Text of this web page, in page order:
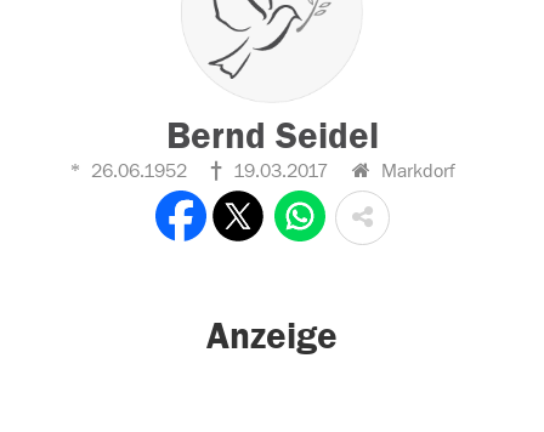
Bernd Seidel
26.06.1952 19.03.2017 Markdorf
Anzeige